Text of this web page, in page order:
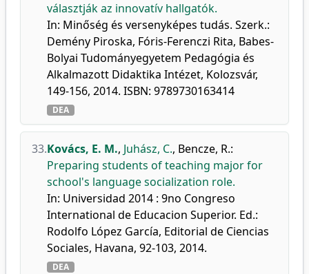
választják az innovatív hallgatók.
In: Minőség és versenyképes tudás. Szerk.:
Demény Piroska, Fóris-Ferenczi Rita, Babes-
Bolyai Tudományegyetem Pedagógia és
Alkalmazott Didaktika Intézet, Kolozsvár,
149-156, 2014. ISBN: 9789730163414
DEA
33.Kovács, E. M., Juhász, C., Bencze, R.:
Preparing students of teaching major for
school's language socialization role.
In: Universidad 2014 : 9no Congreso
International de Educacion Superior. Ed.:
Rodolfo López García, Editorial de Ciencias
Sociales, Havana, 92-103, 2014.
DEA